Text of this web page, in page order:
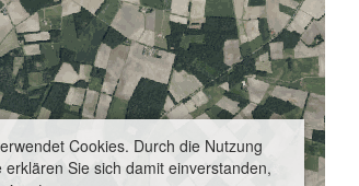
Cookies. Durch die Nutzung
erklären Sie sich damit einverstanden,